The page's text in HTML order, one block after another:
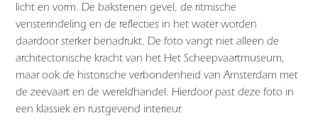
licht en vorm. De bakstenen gevel, de ritmische
vensterindeling en de reflecties in het water worden
daardoor sterker benadrukt. De foto vangt niet alleen de
architectonische kracht van het Het Scheepvaartmuseum,
maar ook de historische verbondenheid vanAmsterdam met
de zeevaart en de wereldhandel. Hierdoor past deze foto in
een klassiek en rustgevend interieur.